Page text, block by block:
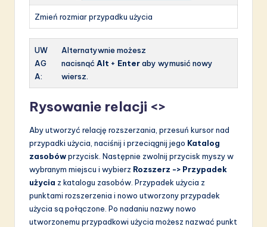
Zmień rozmiar przypadku użycia
UW
AG
A:
Alternatywnie możesz
nacisnąć Alt + Enteraby wymusić nowy
wiersz.
Rysowanie relacji <>
Aby utworzyć relację rozszerzania, przesuń kursor nad
przypadki użycia, naciśnij i przeciągnij jego Katalog
zasobówprzycisk. Następnie zwolnij przycisk myszy w
wybranym miejscu i wybierz Rozszerz -> Przypadek
użycia z katalogu zasobów. Przypadek użycia z
punktami rozszerzenia i nowo utworzony przypadek
użycia są połączone. Po nadaniu nazwy nowo
utworzonemu przypadkowi użycia możesz nazwać punkt